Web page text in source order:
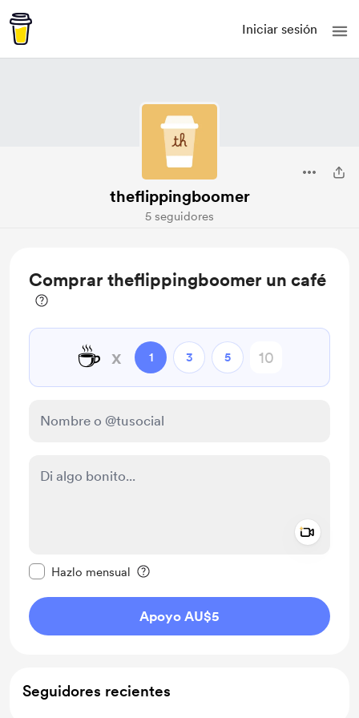
Iniciar sesión
theflippingboomer
5 seguidores
Comprar theflippingboomer un café
☕ x 1 3 5
Hazlo mensual
Apoyo AU$5
Seguidores recientes